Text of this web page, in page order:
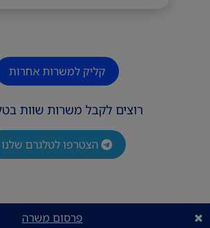
קליק למשרות אחרות
רוצים לקבל משרות שוות
הצטרפו לטלגרם שלנו
פרסום משרה